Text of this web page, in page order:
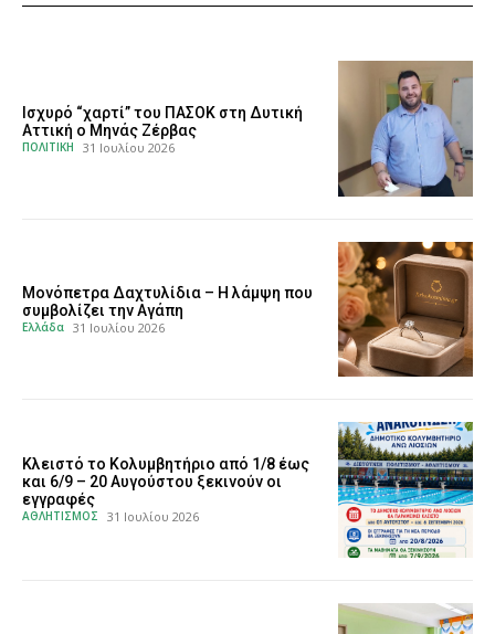
Ισχυρό “χαρτί” του ΠΑΣΟΚ στη Δυτική
Αττική ο Μηνάς Ζέρβας
ΠΟΛΙΤΙΚΗ 31 Ιουλίου 2026
Μονόπετρα Δαχτυλίδια – Η λάμψη που
συμβολίζει την Αγάπη
Ελλάδα 31 Ιουλίου 2026
Κλειστό το Κολυμβητήριο από 1/8 έως
και 6/9 – 20 Αυγούστου ξεκινούν οι
εγγραφές
ΑΘΛΗΤΙΣΜΟΣ 31 Ιουλίου 2026